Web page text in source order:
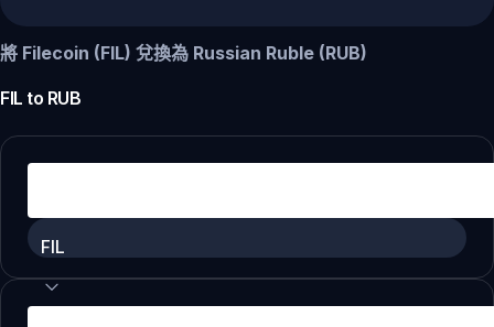
將 Filecoin (FIL) 兌換為 Russian Ruble (RUB)
FIL to RUB
FIL